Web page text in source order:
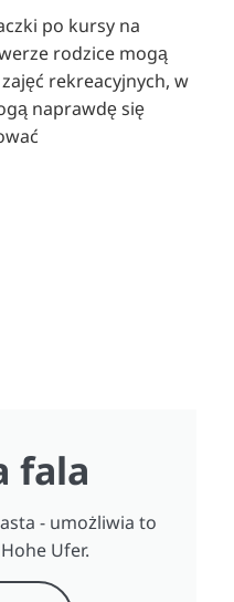
po kursy na
rodzice mogą
rekreacyjnych, w
naprawdę się
fala
- umożliwia to
Ufer.